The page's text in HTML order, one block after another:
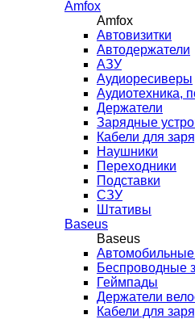
Amfox
Amfox
Автовизитки
Автодержатели
АЗУ
Аудиоресиверы
Аудиотехника,
Держатели
Зарядные
Кабели для
Наушники
Переходники
Подставки
СЗУ
Штативы
Baseus
Baseus
Автомобильные
Беспроводные
Геймпады
Держатели
Кабели для